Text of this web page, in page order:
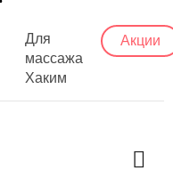
Для
массажа
Хаким
Акции